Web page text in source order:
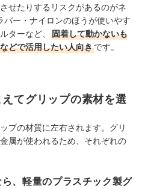
せたりするリスクがあるのがネ
バー・ナイロンのほうが使いやす
ターなど、
固着して動かないも
どで活用したい人向きです。
てグリップの素材を選
プの材質に左右されます。グリ
属が使われるため、それぞれの
、軽量のプラスチック製グ